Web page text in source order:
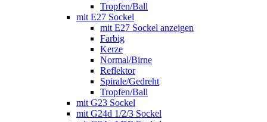
Tropfen/Ball
mit E27 Sockel
mit E27 Sockel anzeigen
Farbig
Kerze
Normal/Birne
Reflektor
Spirale/Gedreht
Tropfen/Ball
mit G23 Sockel
mit G24d 1/2/3 Sockel